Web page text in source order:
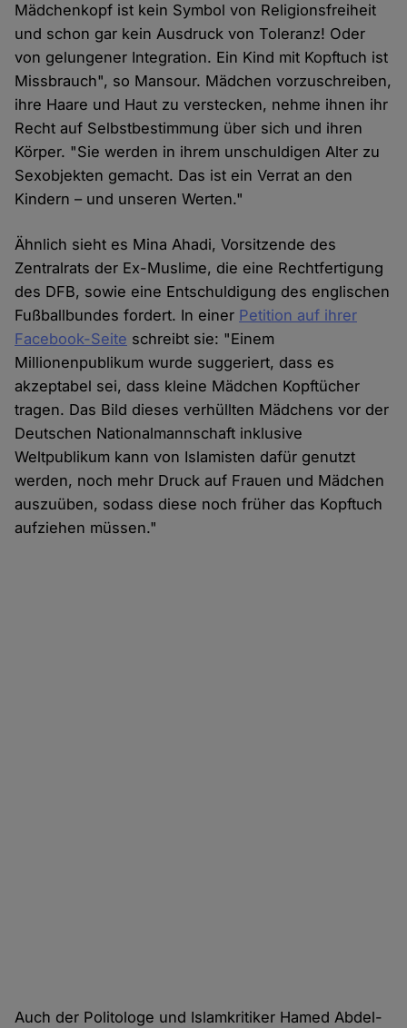
Mädchenkopf ist kein Symbol von Religionsfreiheit
und schon gar kein Ausdruck von Toleranz! Oder
von gelungener Integration. Ein Kind mit Kopftuch ist
Missbrauch", so Mansour. Mädchen vorzuschreiben,
ihre Haare und Haut zu verstecken, nehme ihnen ihr
Recht auf Selbstbestimmung über sich und ihren
Körper. "Sie werden in ihrem unschuldigen Alter zu
Sexobjekten gemacht. Das ist ein Verrat an den
Kindern – und unseren Werten."
Ähnlich sieht es Mina Ahadi, Vorsitzende des
Zentralrats der Ex-Muslime, die eine Rechtfertigung
des DFB, sowie eine Entschuldigung des englischen
Fußballbundes fordert. In einer Petition auf ihrer
Facebook-Seite schreibt sie: "Einem
Millionenpublikum wurde suggeriert, dass es
akzeptabel sei, dass kleine Mädchen Kopftücher
tragen. Das Bild dieses verhüllten Mädchens vor der
Deutschen Nationalmannschaft inklusive
Weltpublikum kann von Islamisten dafür genutzt
werden, noch mehr Druck auf Frauen und Mädchen
auszuüben, sodass diese noch früher das Kopftuch
aufziehen müssen."
Auch der Politologe und Islamkritiker Hamed Abdel-